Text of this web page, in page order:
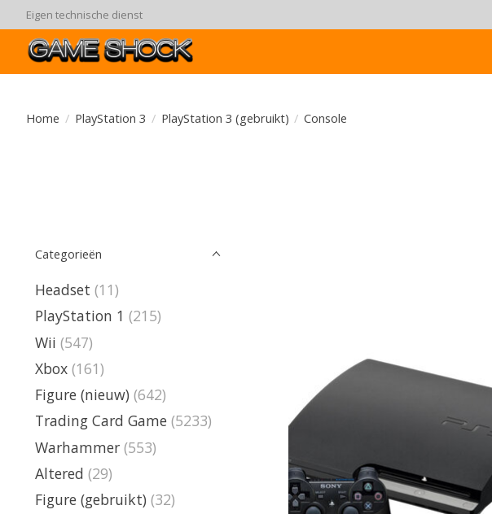
Eigen technische dienst
Home / PlayStation 3 / PlayStation 3 (gebruikt) / Console
Categorieën
Headset (11)
PlayStation 1 (215)
Wii (547)
Xbox (161)
Figure (nieuw) (642)
Trading Card Game (5233)
Warhammer (553)
Altered (29)
Figure (gebruikt) (32)